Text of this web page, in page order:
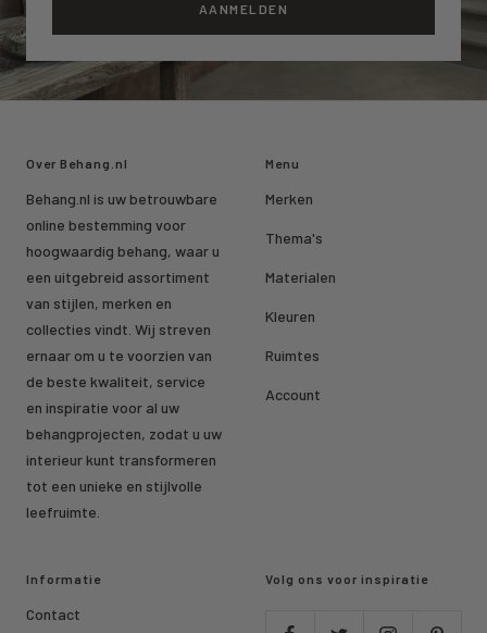
AANMELDEN
Over Behang.nl
Behang.nl is uw betrouwbare
online bestemming voor
hoogwaardig behang, waar u
een uitgebreid assortiment
van stijlen, merken en
collecties vindt. Wij streven
ernaar om u te voorzien van
de beste kwaliteit, service
en inspiratie voor al uw
behangprojecten, zodat u uw
interieur kunt transformeren
tot een unieke en stijlvolle
leefruimte.
Menu
Merken
Thema's
Materialen
Kleuren
Ruimtes
Account
Informatie
Contact
Volg ons voor inspiratie